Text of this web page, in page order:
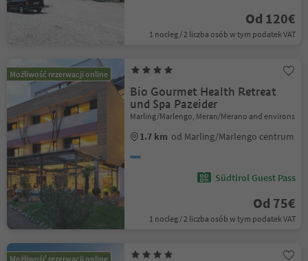
Od 120€
1 nocleg / 2 liczba osób w tym podatek VAT
Możliwość rezerwacji online
Bio Gourmet Health Retreat
und Spa Pazeider
Marling/Marlengo, Meran/Merano and environs
1.7 km od Marling/Marlengo centrum
Südtirol Guest Pass
Od 75€
1 nocleg / 2 liczba osób w tym podatek VAT
Możliwość rezerwacji online